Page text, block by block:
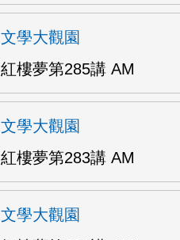
文學大觀園
紅樓夢第285講 AM
文學大觀園
紅樓夢第283講 AM
文學大觀園